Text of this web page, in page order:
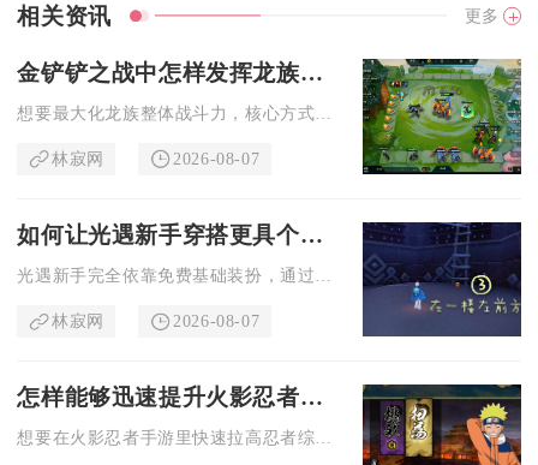
相关资讯 更多
金铲铲之战中怎样发挥龙族的战斗力
林寂网 2026-08-07
如何让光遇新手穿搭更具个性与魅力
林寂网 2026-08-07
怎样能够迅速提升火影忍者手游中的忍者实力